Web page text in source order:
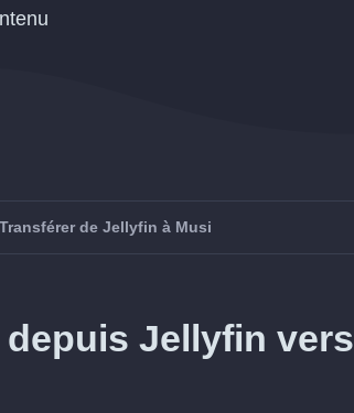
Transférer de Jellyfin à Musi
Jellyfin vers